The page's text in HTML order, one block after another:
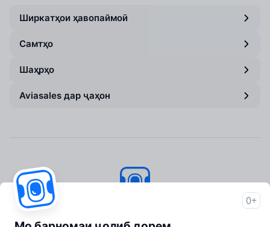
Ширкатҳои ҳавопаймоӣ
Самтҳо
Шаҳрҳо
Aviasales дар ҷаҳон
0+